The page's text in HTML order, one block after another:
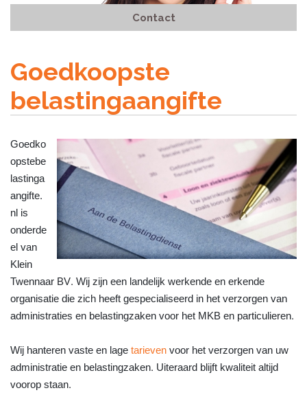
Contact
Goedkoopste
belastingaangifte
Goedko
opstebe
lastinga
angifte.
nl is
onderde
el van
Klein
Twennaar BV. Wij zijn een landelijk werkende en erkende
organisatie die zich heeft gespecialiseerd in het verzorgen van
administraties en belastingzaken voor het MKB en particulieren.
Wij hanteren vaste en lagetarievenvoor het verzorgen van uw
administratie en belastingzaken. Uiteraard blijft kwaliteit altijd
voorop staan.